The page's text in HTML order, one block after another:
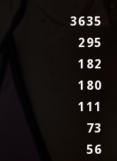
3635
295
182
180
111
73
56